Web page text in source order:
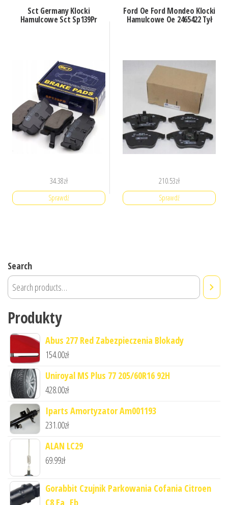
Sct Germany Klocki
Hamulcowe Sct Sp139Pr
34.38zł
Sprawdź
Ford Oe Ford Mondeo Klocki
Hamulcowe Oe 2465422 Tył
210.53zł
Sprawdź
Search
Produkty
Abus 277 Red Zabezpieczenia Blokady
154.00zł
Uniroyal MS Plus 77 205/60R16 92H
428.00zł
Iparts Amortyzator Am001193
231.00zł
ALAN LC29
69.99zł
Gorabbit Czujnik Parkowania Cofania Citroen
C8 Ea_ Eb_